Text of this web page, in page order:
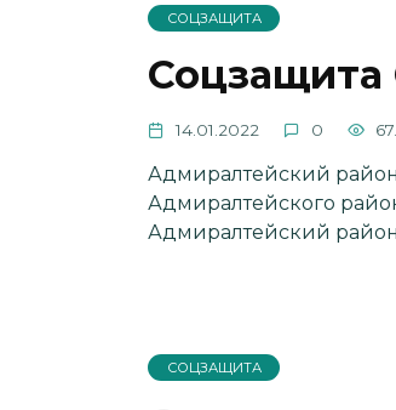
СОЦЗАЩИТА
Соцзащита
14.01.2022 0
Адмиралтейский
Адмиралтейского
Адмиралтейский
СОЦЗАЩИТА